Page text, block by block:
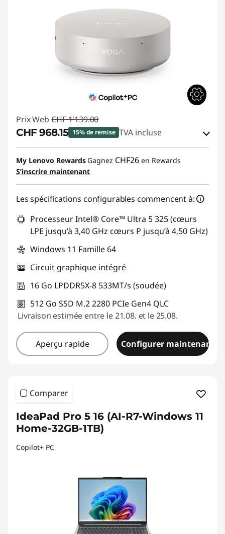
Prix Web CHF 1'139.00
CHF 968.15 15% de remise TVA incluse
Bons de réduction en ligne :-CHF 170.85
Code de réduction :
My Lenovo Rewards Gagnez CHF26 en Rewards
S’inscrire maintenant
Les spécifications configurables commencent à:
Processeur Intel® Core™ Ultra 5 325 (cœurs
LPE jusqu’à 3,40 GHz cœurs P jusqu’à 4,50 GHz)
Windows 11 Famille 64
Circuit graphique intégré
16 Go LPDDR5X-8 533MT/s (soudée)
512 Go SSD M.2 2280 PCIe Gen4 QLC
Livraison estimée entre le 21.08. et le 25.08.
Aperçu rapide Configurer maintenant
Comparer
IdeaPad Pro 5 16 (AI-R7-Windows 11
Home-32GB-1TB)
Copilot+ PC